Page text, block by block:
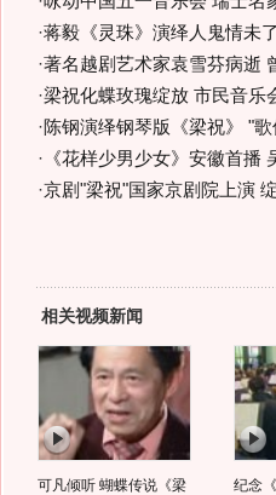
·蒋毅《灵珠》演绎人鬼情未
·著名越剧艺术家袁雪芬病逝
·梁祝化蝶玫瑰绽放 市民音乐
·陈钢演绎钢琴版《梁祝》 "
· 《花样少男少女》安徽首播
·京剧"梁祝"国家京剧院上演
相关视频新闻
可凡倾听 蝴蝶传说《梁
纪念